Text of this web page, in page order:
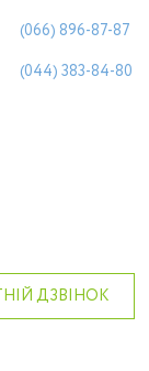
(066) 896-87-87
(044) 383-84-80